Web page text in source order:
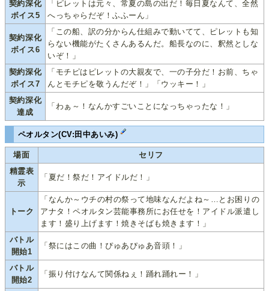
契約深化
ボイス5
「ピレットは元々、常夏の島の出だ！毎日夏なんて、全然
へっちゃらだぞ！ふふーん」
契約深化
ボイス6
「この船、訳の分からん仕組みで動いてて、ピレットも知
らない機能がたくさんあるんだ。船長なのに、釈然としな
いぞ！」
契約深化
ボイス7
「モチピはピレットの大親友で、一の子分だ！お前、ちゃ
んとモチピを敬うんだぞ！」「ウッキー！」
契約深化
達成
「わぁ～！なんかすごいことになっちゃったな！」
ペオルタン(CV:田中あいみ)
場面
セリフ
精霊表
示
「夏だ！祭だ！アイドルだ！」
トーク
「なんか～ウチの村の祭って地味なんだよね～…とお困りの
アナタ！ペオルタン芸能事務所にお任せを！アイドル派遣し
ます！盛り上げます！焼きそばも焼きます！」
バトル
開始1
「祭にはこの曲！ぴゅあぴゅあ音頭！」
バトル
開始2
「振り付けなんて関係ねぇ！踊れ踊れー！」